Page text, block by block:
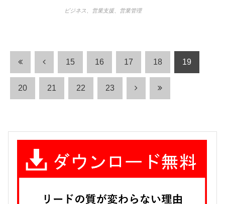
ビジネス 営業支援、 営業管理
15 16 17 18 19
20 21 22 23